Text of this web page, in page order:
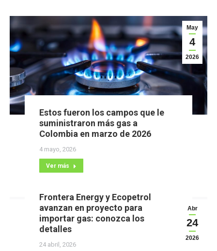
May
4
2026
Estos fueron los campos que le
suministraron más gas a
Colombia en marzo de 2026
4 mayo, 2026
Ver más
Abr
24
2026
Frontera Energy y Ecopetrol
avanzan en proyecto para
importar gas: conozca los
detalles
24 abril, 2026